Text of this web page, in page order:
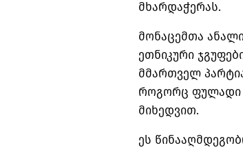
მხარდაჭერას.
მონაცემთა
ეთნიკური
მმართველ
როგორც ფულადი
მიხედვით.
ეს